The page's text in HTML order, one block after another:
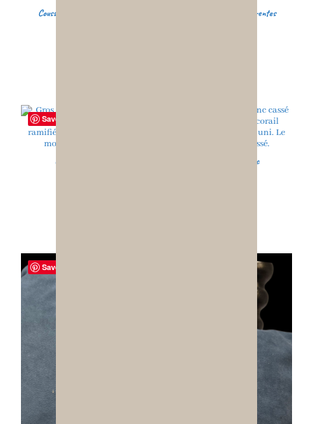
Coussin Décoratif Velours Noir – Motif Floral Luxe – 2 faces différentes
Save
Coussin Motif Corail Rouge et Beige – Décoration Côtier Chic
Save